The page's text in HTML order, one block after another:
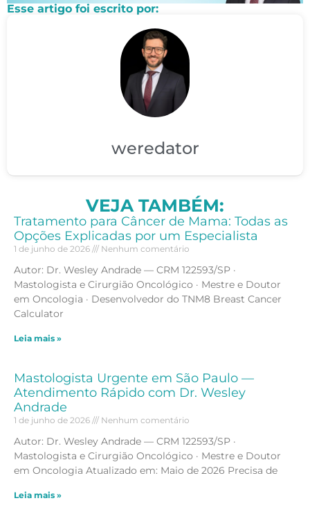
Esse artigo foi escrito por:
weredator
VEJA TAMBÉM:
Tratamento para Câncer de Mama: Todas as
Opções Explicadas por um Especialista
1 de junho de 2026 Nenhum comentário
Autor: Dr. Wesley Andrade — CRM 122593/SP ·
Mastologista e Cirurgião Oncológico · Mestre e Doutor
em Oncologia · Desenvolvedor do TNM8 Breast Cancer
Calculator
Leia mais »
Mastologista Urgente em São Paulo —
Atendimento Rápido com Dr. Wesley
Andrade
1 de junho de 2026 Nenhum comentário
Autor: Dr. Wesley Andrade — CRM 122593/SP ·
Mastologista e Cirurgião Oncológico · Mestre e Doutor
em Oncologia Atualizado em: Maio de 2026 Precisa de
Leia mais »